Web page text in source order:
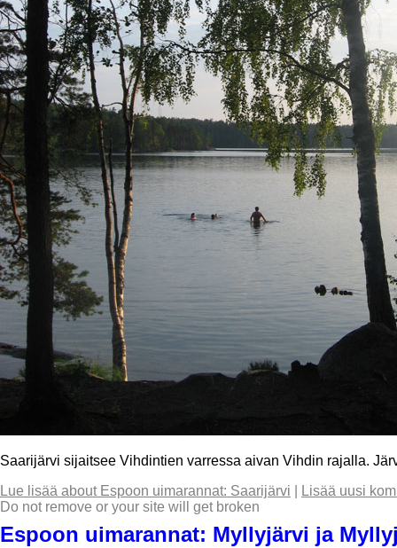
Saarijärvi sijaitsee Vihdintien varressa aivan Vihdin rajalla.
Lue lisää about Espoon uimarannat: Saarijärvi
Lisää uusi
Do not remove or your site will get broken
Espoon uimarannat: Myllyjärvi ja